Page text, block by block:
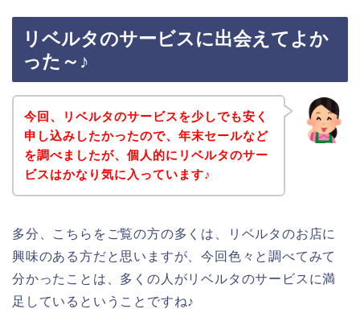
リベルタのサービスに出会えてよか
った～♪
今回、リベルタのサービスを少しでも安く
申し込みしたかったので、年末セールなど
を調べましたが、個人的にリベルタのサー
ビスはかなり気に入っています♪
多分、こちらをご覧の方の多くは、リベルタのお店に
興味のある方だと思いますが、今回色々と調べてみて
分かったことは、多くの人がリベルタのサービスに満
足しているということですね♪